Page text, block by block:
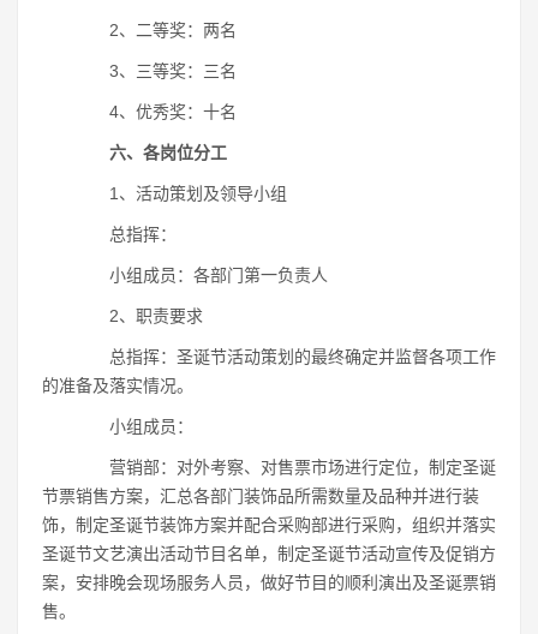
2、二等奖：两名
3、三等奖：三名
4、优秀奖：十名
六、各岗位分工
1、活动策划及领导小组
总指挥：
小组成员：各部门第一负责人
2、职责要求
总指挥：圣诞节活动策划的最终确定并监督各项工作
的准备及落实情况。
小组成员：
营销部：对外考察、对售票市场进行定位，制定圣诞
节票销售方案，汇总各部门装饰品所需数量及品种并进行装
饰，制定圣诞节装饰方案并配合采购部进行采购，组织并落实
圣诞节文艺演出活动节目名单，制定圣诞节活动宣传及促销方
案，安排晚会现场服务人员，做好节目的顺利演出及圣诞票销
售。